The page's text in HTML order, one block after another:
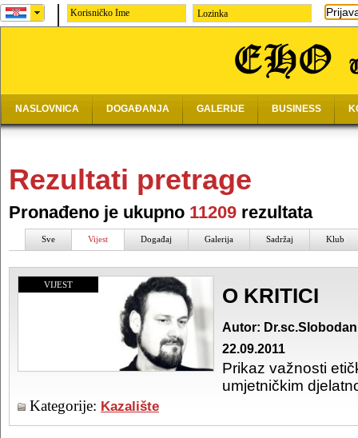
Lozinka
NASLOVNICA DOGAĐANJA GALERIJE BUSINESS
Rezultati pretrage
Pronađeno je ukupno 11209 rezultata
Sve Vijest Događaj Galerija Sadržaj Klub
VIJEST O KRITICI
Autor:
22.09.2011
Prikaz važnosti
umjetničkim
Kategorije: Kazalište